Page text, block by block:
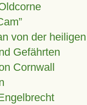
von der
Gefährten
Cornwall